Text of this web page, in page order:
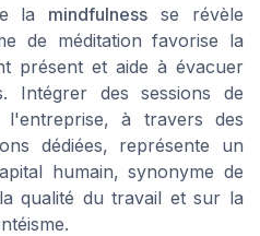
la mindfulness se révèle
de méditation favorise la
présent et aide à évacuer
Intégrer des sessions de
à travers des
dédiées, représente un
humain, synonyme de
qualité du travail et sur la